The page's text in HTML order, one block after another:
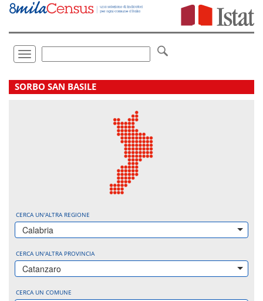
Vai
direttamente
Toggle
navigation
.
SORBO SAN BASILE
CERCA UN'ALTRA REGIONE
Calabria
CERCA UN'ALTRA PROVINCIA
Catanzaro
CERCA UN COMUNE